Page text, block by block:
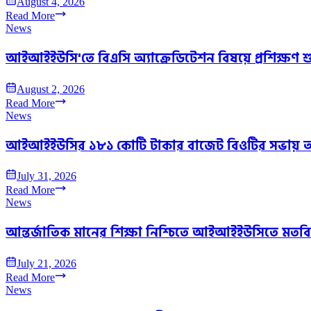
Read More
News
আইআইইউসি'তে বিএসি অ্যাক্রেডিটেশন বিষয়ে প্রশিক্ষণ
August 2, 2026
Read More
News
আইআইইউসির ১৮১ কোটি টাকার বাজেট বিওটির সভায়
July 31, 2026
Read More
News
আন্তর্জাতিক মানের শিক্ষা নিশ্চিতে আইআইইউসিতে
July 21, 2026
Read More
News